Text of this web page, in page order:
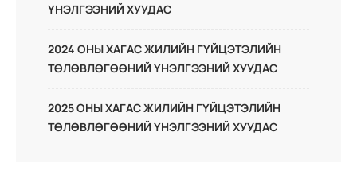
ҮНЭЛГЭЭНИЙ ХУУДАС
2024 ОНЫ ХАГАС ЖИЛИЙН ГҮЙЦЭТЭЛИЙН
ТӨЛӨВЛӨГӨӨНИЙ ҮНЭЛГЭЭНИЙ ХУУДАС
2025 ОНЫ ХАГАС ЖИЛИЙН ГҮЙЦЭТЭЛИЙН
ТӨЛӨВЛӨГӨӨНИЙ ҮНЭЛГЭЭНИЙ ХУУДАС